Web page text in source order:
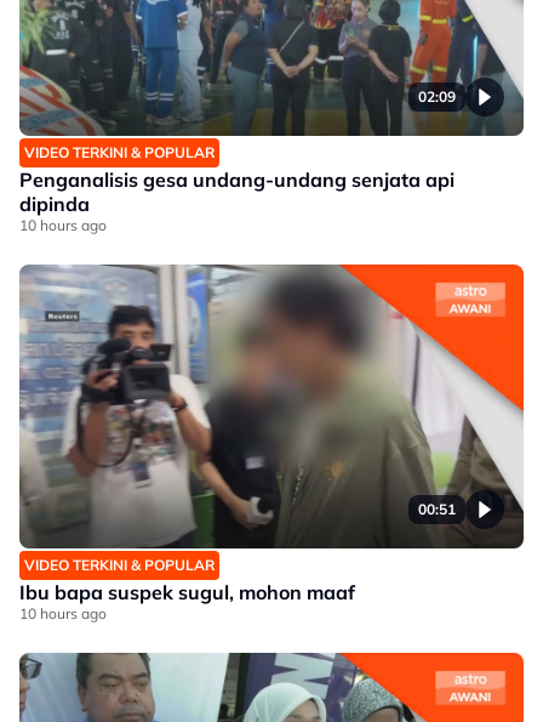
02:09
VIDEO TERKINI & POPULAR
Penganalisis gesa undang-undang senjata api
dipinda
10 hours ago
00:51
VIDEO TERKINI & POPULAR
Ibu bapa suspek sugul, mohon maaf
10 hours ago